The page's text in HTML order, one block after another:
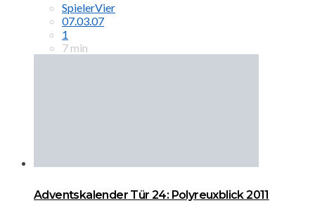
SpielerVier
07.03.07
1
7 min
Adventskalender Tür 24: Polyreuxblick 2011